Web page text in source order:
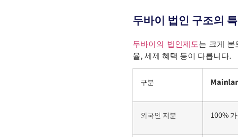
두바이 법인 구조의
두바이의 법인제도는 크게 본
율, 세제 혜택 등이 다릅니다.
구분
외국인 지분 100%